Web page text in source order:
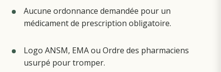
Aucune ordonnance demandée pour un
médicament de prescription obligatoire.
Logo ANSM, EMA ou Ordre des pharmaciens
usurpé pour tromper.